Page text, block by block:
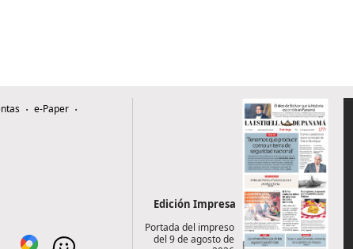
e-Paper
Edición Impresa
Portada del impreso
del 9 de agosto de